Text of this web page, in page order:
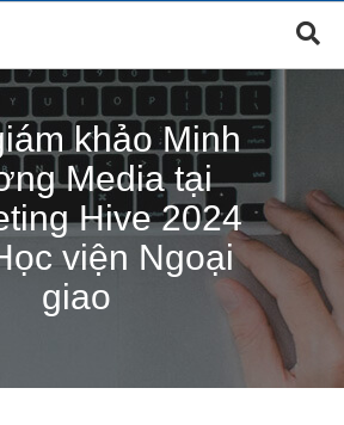
khảo Minh
Media tại
Hive 2024
viện Ngoại
giao